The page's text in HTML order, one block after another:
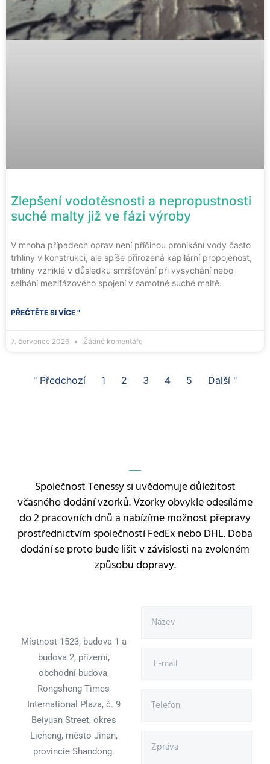
Zlepšení vodotěsnosti a nepropustnosti
suché malty již ve fázi výroby
V mnoha případech oprav není příčinou pronikání vody často
trhliny v konstrukci, ale spíše přirozená kapilární propojenost,
trhliny vzniklé v důsledku smršťování při vysychání nebo
selhání mezifázového spojení v samotné suché maltě.
PŘEČTĚTE SI VÍCE "
7. července 2026 Žádné komentáře
" Předchozí 1 2 3 4 5 Další "
Společnost Tenessy si uvědomuje důležitost
včasného dodání vzorků. Vzorky obvykle odesíláme
do 2 pracovních dnů a nabízíme možnost přepravy
prostřednictvím společností FedEx nebo DHL. Doba
dodání se proto bude lišit v závislosti na zvoleném
způsobu dopravy.
Místnost 1523, budova 1 a
budova 2, přízemí,
obchodní budova,
Rongsheng Times
International Plaza, č. 9
Beiyuan Street, okres
Licheng, město Jinan,
provincie Shandong.